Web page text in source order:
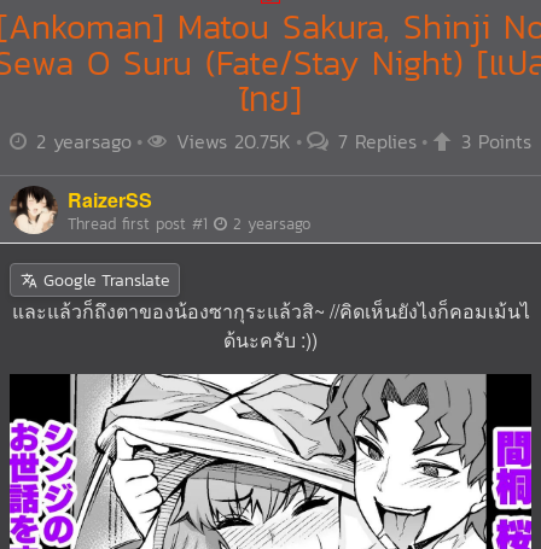
Matou Sakura, Shinji
O Suru (Fate/Stay Night) [แป
ไทย]
2 yearsago Views 20.75K 7 Replies 3 Points
RaizerSS
Thread first post #1 2 yearsago
Google Translate
และแล้วก็ถึงตาของน้องซากุระแล้วสิ~ //คิดเห็นยังไงก็คอมเม้นไ
ด้นะครับ :))